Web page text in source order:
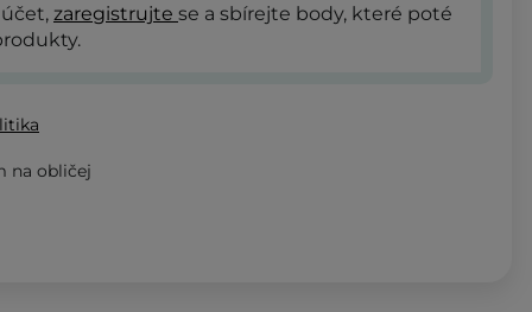
zaregistrujte se a sbírejte body, které poté
na obličej